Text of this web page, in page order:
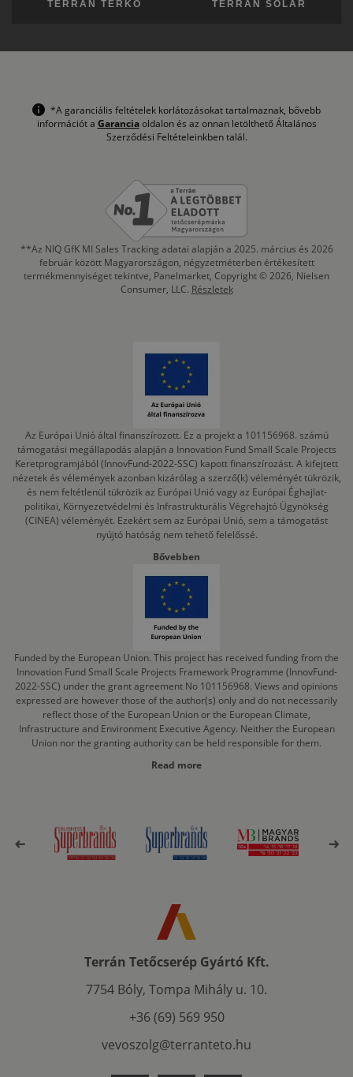
TERRÁN TÉRKŐ TERRÁN SOLAR
*A garanciális feltételek korlátozásokat tartalmaznak, bővebb
információt a Garanciaoldalon és az onnan letölthető Általános
Szerződési Feltételeinkben talál.
**Az NIQ GfK MI Sales Tracking adatai alapján a 2025. március és 2026
február között Magyarországon, négyzetméterben értékesített
termékmennyiséget tekintve, Panelmarket, Copyright © 2026, Nielsen
Consumer, LLC. Részletek
Az Európai Unió által finanszírozott. Ez a projekt a 101156968. számú
támogatási megállapodás alapján a Innovation Fund Small Scale Projects
Keretprogramjából (InnovFund-2022-SSC) kapott finanszírozást. A kifejtett
nézetek és vélemények azonban kizárólag a szerző(k) véleményét tükrözik,
és nem feltétlenül tükrözik az Európai Unió vagy az Európai Éghajlat-
politikai, Környezetvédelmi és Infrastrukturális Végrehajtó Ügynökség
(CINEA) véleményét. Ezekért sem az Európai Unió, sem a támogatást
nyújtó hatóság nem tehető felelőssé.
Bővebben
Funded by the European Union. This project has received funding from the
Innovation Fund Small Scale Projects Framework Programme (InnovFund-
2022-SSC) under the grant agreement No 101156968. Views and opinions
expressed are however those of the author(s) only and do not necessarily
reflect those of the European Union or the European Climate,
Infrastructure and Environment Executive Agency. Neither the European
Union nor the granting authority can be held responsible for them.
Read more
Terrán Tetőcserép Gyártó Kft.
7754 Bóly, Tompa Mihály u. 10.
+36 (69) 569 950
vevoszolg@terranteto.hu